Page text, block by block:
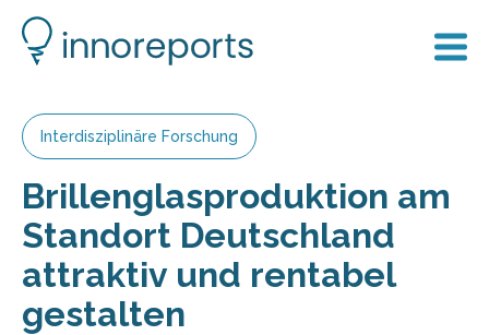
Interdisziplinäre Forschung
Brillenglasproduktion am
Standort Deutschland
attraktiv und rentabel
gestalten